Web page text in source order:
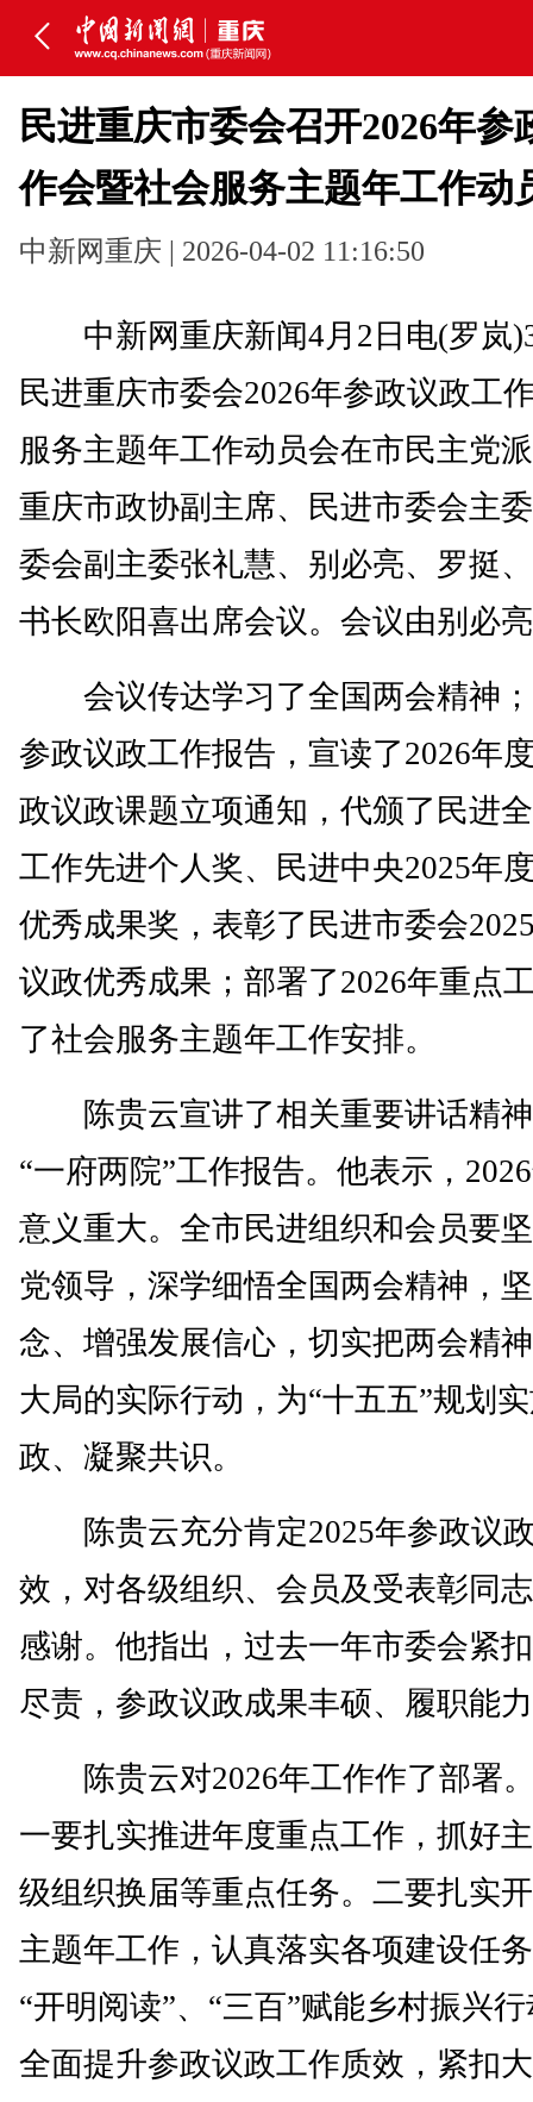
民进重庆市委会召开2026年参
作会暨社会服务主题年工作动
中新网重庆 | 2026-04-02 11:16:50
中新网重庆新闻4月2日电(罗岚
民进重庆市委会2026年参政议政工
服务主题年工作动员会在市民主党
重庆市政协副主席、民进市委会主
委会副主委张礼慧、别必亮、罗挺
书长欧阳喜出席会议。会议由别必
会议传达学习了全国两会精神；
参政议政工作报告，宣读了2026年
政议政课题立项通知，代颁了民进
工作先进个人奖、民进中央2025年
优秀成果奖，表彰了民进市委会
议政优秀成果；部署了2026年重点
了社会服务主题年工作安排。
陈贵云宣讲了相关重要讲话精神
“一府两院”工作报告。他表示，
意义重大。全市民进组织和会员要
党领导，深学细悟全国两会精神，
念、增强发展信心，切实把两会精
大局的实际行动，为“十五五”规划
政、凝聚共识。
陈贵云充分肯定2025年参政议
效，对各级组织、会员及受表彰同
感谢。他指出，过去一年市委会紧
尽责，参政议政成果丰硕、履职能
陈贵云对2026年工作作了部署
一要扎实推进年度重点工作，抓好
级组织换届等重点任务。二要扎实
主题年工作，认真落实各项建设任
“开明阅读”、“三百”赋能乡村振兴
全面提升参政议政工作质效，紧扣